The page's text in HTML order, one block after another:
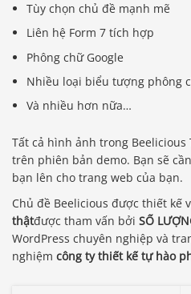
Tùy chọn chủ đề mạnh mẽ
Liên hệ Form 7 tích hợp
Phông chữ Google
Nhiều loại biểu tượng phông
Và nhiều hơn nữa…
Tất cả hình ảnh trong
trên phiên bản demo. Bạn sẽ
bạn lên cho trang web của bạn.
Chủ đề Beelicious được thiết kế
thậtđược tham vấn bởi SỐ
WordPress chuyên nghiệp và
nghiệm công ty thiết kế tự hào